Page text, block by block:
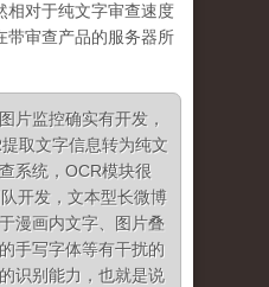
相对于纯文字审查速度
带审查产品的服务器所
片监控确实有开发，
取文字信息转为纯文
系统，OCR模块很
开发，文本型长微博
漫画内文字、图片叠
手写字体等有干扰的
识别能力，也就是说